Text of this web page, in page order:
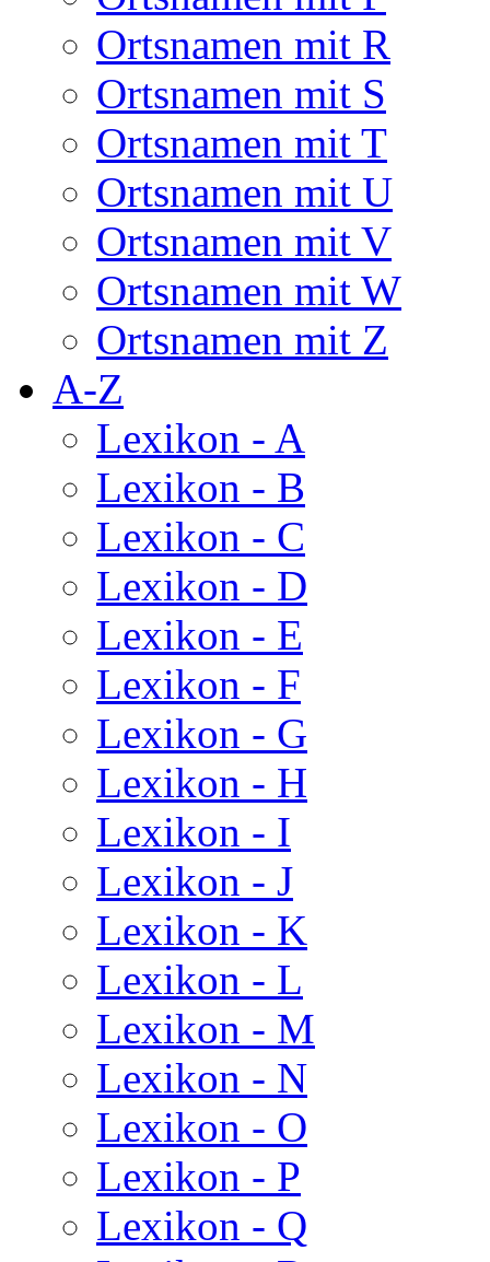
Ortsnamen mit R
Ortsnamen mit S
Ortsnamen mit T
Ortsnamen mit U
Ortsnamen mit V
Ortsnamen mit W
Ortsnamen mit Z
A-Z
Lexikon - A
Lexikon - B
Lexikon - C
Lexikon - D
Lexikon - E
Lexikon - F
Lexikon - G
Lexikon - H
Lexikon - I
Lexikon - J
Lexikon - K
Lexikon - L
Lexikon - M
Lexikon - N
Lexikon - O
Lexikon - P
Lexikon - Q